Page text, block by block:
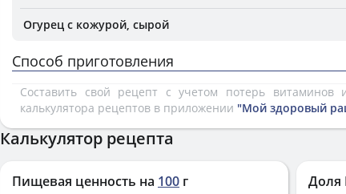
Огурец с кожурой, сырой
Способ приготовления
Составить свой рецепт с учетом потерь
калькулятора рецептов в приложении "Мой здоровый
Калькулятор рецепта
Пищевая ценность на 100 г Доля